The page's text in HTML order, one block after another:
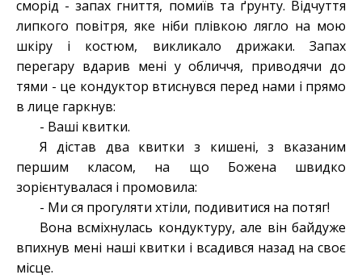
сморід - запах гниття, помиїв та ґрунту. Відчуття
липкого повітря, яке ніби плівкою лягло на мою
шкіру і костюм, викликало дрижаки. Запах
перегару вдарив мені у обличчя, приводячи до
тями - це кондуктор втиснувся перед нами і прямо
в лице гаркнув:
- Ваші квитки.
Я дістав два квитки з кишені, з вказаним
першим класом, на що Божена швидко
зорієнтувалася і промовила:
- Ми ся прогуляти хтіли, подивитися на потяг!
Вона всміхнулась кондуктуру, але він байдуже
впихнув мені наші квитки і всадився назад на своє
місце.